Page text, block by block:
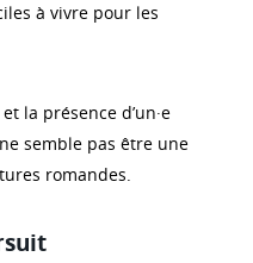
à vivre pour les
la présence d’un·e
semble pas être une
romandes.